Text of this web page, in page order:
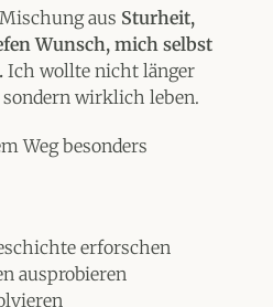
aus Sturheit,
Wunsch, mich selbst
Ich wollte nicht länger
wirklich leben.
Weg besonders
erforschen
ausprobieren